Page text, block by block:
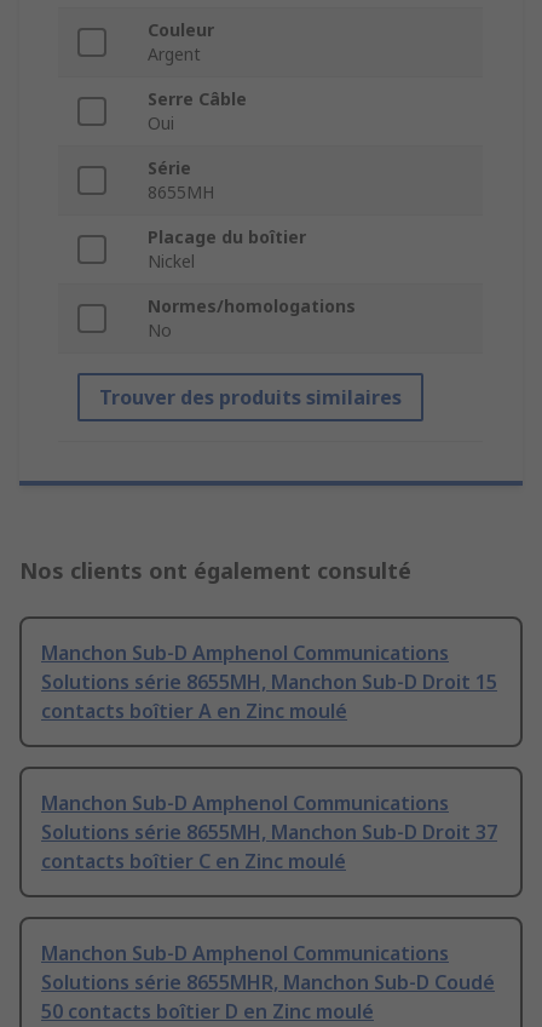
Couleur
Argent
Serre Câble
Oui
Série
8655MH
Placage du boîtier
Nickel
Normes/homologations
No
Trouver des produits similaires
Nos clients ont également consulté
Manchon Sub-D Amphenol Communications
Solutions série 8655MH, Manchon Sub-D Droit 15
contacts boîtier A en Zinc moulé
Manchon Sub-D Amphenol Communications
Solutions série 8655MH, Manchon Sub-D Droit 37
contacts boîtier C en Zinc moulé
Manchon Sub-D Amphenol Communications
Solutions série 8655MHR, Manchon Sub-D Coudé
50 contacts boîtier D en Zinc moulé